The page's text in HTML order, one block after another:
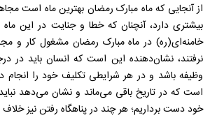
از آنجایی که ماه مبارک رمضان بهترین ماه است
بیشتری دارد، آنچنان که خطا و جنایت در این
خامنه‌ای(ره) در ماه مبارک رمضان مشغول کار و
نرفتند، نشان‌دهنده این است که انسان باید در
وظیفه باشد و در هر شرایطی تکلیف خود را
است که در تاریخ باقی می‌ماند و نشان می‌دهد
خود دست برداریم؛ هر چند در پناهگاه رفتن نیز